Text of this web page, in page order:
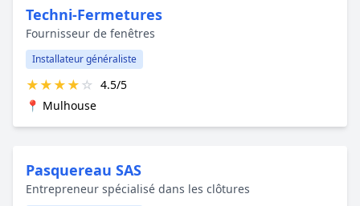
Techni-Fermetures
Fournisseur de fenêtres
Installateur généraliste
★★★★☆ 4.5/5
📍 Mulhouse
Pasquereau SAS
Entrepreneur spécialisé dans les clôtures